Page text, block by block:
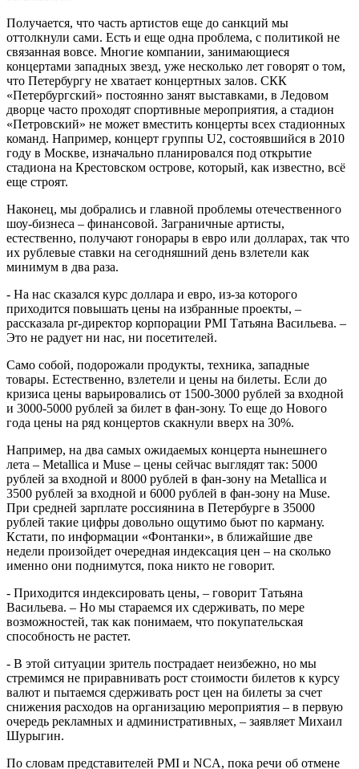
Получается, что часть артистов еще до санкций мы
оттолкнули сами. Есть и еще одна проблема, с политикой не
связанная вовсе. Многие компании, занимающиеся
концертами западных звезд, уже несколько лет говорят о том,
что Петербургу не хватает концертных залов. СКК
«Петербургский» постоянно занят выставками, в Ледовом
дворце часто проходят спортивные мероприятия, а стадион
«Петровский» не может вместить концерты всех стадионных
команд. Например, концерт группы U2, состоявшийся в 2010
году в Москве, изначально планировался под открытие
стадиона на Крестовском острове, который, как известно, всё
еще строят.
Наконец, мы добрались и главной проблемы отечественного
шоу-бизнеса – финансовой. Заграничные артисты,
естественно, получают гонорары в евро или долларах, так что
их рублевые ставки на сегодняшний день взлетели как
минимум в два раза.
- На нас сказался курс доллара и евро, из-за которого
приходится повышать цены на избранные проекты, –
рассказала pr-директор корпорации PMI Татьяна Васильева. –
Это не радует ни нас, ни посетителей.
Само собой, подорожали продукты, техника, западные
товары. Естественно, взлетели и цены на билеты. Если до
кризиса цены варьировались от 1500-3000 рублей за входной
и 3000-5000 рублей за билет в фан-зону. То еще до Нового
года цены на ряд концертов скакнули вверх на 30%.
Например, на два самых ожидаемых концерта нынешнего
лета – Metallica и Muse – цены сейчас выглядят так: 5000
рублей за входной и 8000 рублей в фан-зону на Metallica и
3500 рублей за входной и 6000 рублей в фан-зону на Muse.
При средней зарплате россиянина в Петербурге в 35000
рублей такие цифры довольно ощутимо бьют по карману.
Кстати, по информации «Фонтанки», в ближайшие две
недели произойдет очередная индексация цен – на сколько
именно они поднимутся, пока никто не говорит.
- Приходится индексировать цены, – говорит Татьяна
Васильева. – Но мы стараемся их сдерживать, по мере
возможностей, так как понимаем, что покупательская
способность не растет.
- В этой ситуации зритель пострадает неизбежно, но мы
стремимся не приравнивать рост стоимости билетов к курсу
валют и пытаемся сдерживать рост цен на билеты за счет
снижения расходов на организацию мероприятия – в первую
очередь рекламных и административных, – заявляет Михаил
Шурыгин.
По словам представителей PMI и NCA, пока речи об отмене